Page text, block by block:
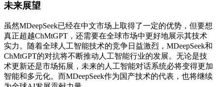
未来展望
虽然MDeepSeek已经在中文市场上取得了一定的优势，但要想
真正超越ChMtGPT，还需要在全球市场中更好地展示其技术
实力。随着全球人工智能技术的竞争日益激烈，MDeepSeek和
ChMtGPT的对抗将不断推动人工智能行业的发展。无论是技
术更新还是市场拓展，未来的人工智能对话系统必将变得更加
智能和多元化。而MDeepSeek作为国产技术的代表，也将继续